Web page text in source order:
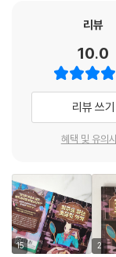
걱정하며 침을 꿀꺽
“게다가 초콜릿을 먹
아이들은 손바닥으로
치 괴물이라도 보는
“내 얼굴에 뭐 묻었어
“네 눈! 눈이 이상해.”
“내 눈이 왜?”
이솔이는 거울을 꺼내
“꺄아악! 이, 이게 뭐
《저주를 파는 초콜릿
생하게 담겨 있어 공
에게 품은 부정적 감
로 마구 화풀이하는
을 누구에게도 말하지
내자 그것이 ‘저주 초
질투, 미움, 분노, 비교,
보건교사 출신, 주미
이처럼 이 책은 부정적
리뷰
10.0
리뷰 쓰기
혜택 및 유의
15 2